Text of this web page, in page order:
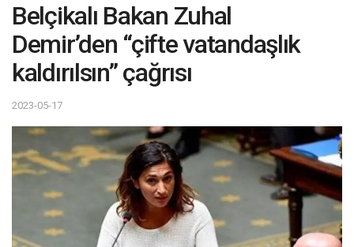
Belçikalı Bakan Zuhal
Demir’den “çifte vatandaşlık
kaldırılsın” çağrısı
2023-05-17